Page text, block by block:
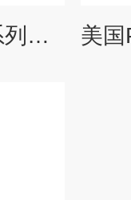
PARKER派克AVR3系列电加热压力调节器